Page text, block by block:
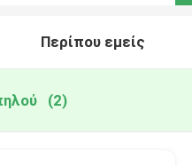
Περίπου εμείς
(2)